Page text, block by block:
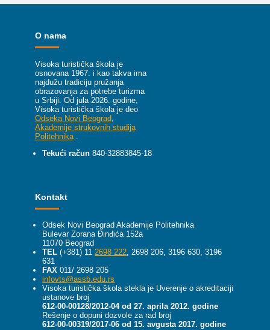
O nama
Visoka turistička škola je
osnovana 1967. i kao takva ima
najdužu tradiciju pružanja
obrazovanja za potrebe turizma
u Srbiji. Od jula 2026. godine,
Visoka turistička škola je deo
Odseka Novi Beograd
Akademije strukovnih studija
Politehnika
Tekući račun 840-32883845-18
Kontakt
Odsek Novi Beograd Akademije Politehnika
Bulevar Zorana Đinđića 152a
11070 Beograd
TEL (+381) 112698 222, 2698 206, 3196 630, 3196
631
FAX 011/ 2698 205
infovts@assb.edu.rs
Visoka turistička škola stekla je Uverenje o akreditaciji
ustanove broj
612-00-00128/2012-04 od 27. aprila 2012. godine
Rešenje o dopuni dozvole za rad broj
612-00-00319/2017-06 od 15. avgusta 2017. godine